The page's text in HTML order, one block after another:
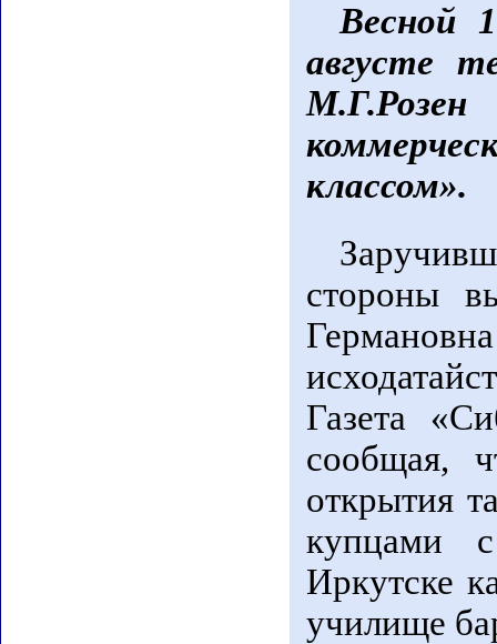
Весной
августе
классом».
стороны
Газета
сообщая,
открытия
купцами
Иркутске
училище